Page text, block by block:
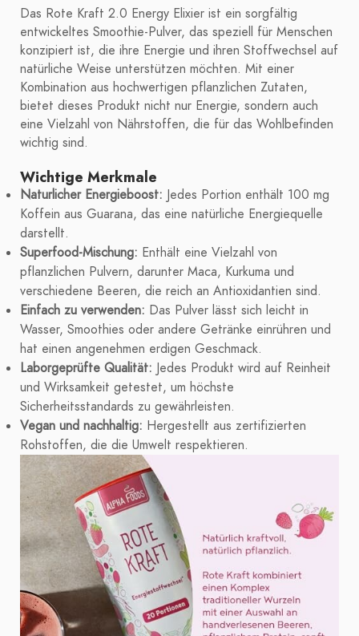
Das Rote Kraft 2.0 Energy Elixier ist ein sorgfältig
entwickeltes Smoothie-Pulver, das speziell für Menschen
konzipiert ist, die ihre Energie und ihren Stoffwechsel auf
natürliche Weise unterstützen möchten. Mit einer
Kombination aus hochwertigen pflanzlichen Zutaten,
bietet dieses Produkt nicht nur Energie, sondern auch
eine Vielzahl von Nährstoffen, die für das Wohlbefinden
wichtig sind.
Wichtige Merkmale
Naturlicher Energieboost: Jedes Portion enthält 100 mg
Koffein aus Guarana, das eine natürliche Energiequelle
darstellt.
Superfood-Mischung: Enthält eine Vielzahl von
pflanzlichen Pulvern, darunter Maca, Kurkuma und
verschiedene Beeren, die reich an Antioxidantien sind.
Einfach zu verwenden: Das Pulver lässt sich leicht in
Wasser, Smoothies oder andere Getränke einrühren und
hat einen angenehmen erdigen Geschmack.
Laborgeprüfte Qualität: Jedes Produkt wird auf Reinheit
und Wirksamkeit getestet, um höchste
Sicherheitsstandards zu gewährleisten.
Vegan und nachhaltig: Hergestellt aus zertifizierten
Rohstoffen, die die Umwelt respektieren.